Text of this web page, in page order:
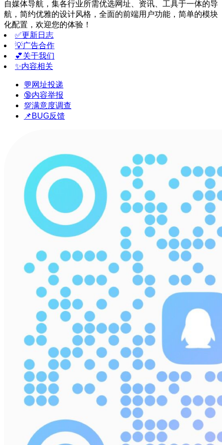
自媒体导航，集各行业所需优选网址、资讯、工具于一体的导
航，简约优雅的设计风格，全面的前端用户功能，简单的模块
化配置，欢迎您的体验！
✅更新日志
💡广告合作
💕关于我们
✨内容相关
💬网址投递
🔞内容举报
💯满意度调查
📌BUG反馈